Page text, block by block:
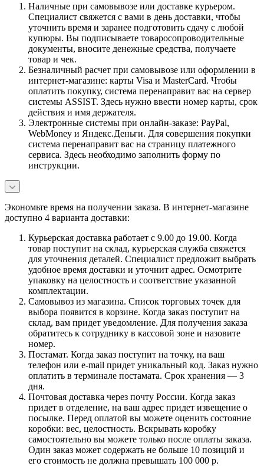
Наличные при самовывозе или доставке курьером.
Специалист свяжется с вами в день доставки, чтобы
уточнить время и заранее подготовить сдачу с любой
купюры. Вы подписываете товаросопроводительные
документы, вносите денежные средства, получаете
товар и чек.
Безналичный расчет при самовывозе или оформлении в
интернет-магазине: карты Visa и MasterCard. Чтобы
оплатить покупку, система перенаправит вас на сервер
системы ASSIST. Здесь нужно ввести номер карты, срок
действия и имя держателя.
Электронные системы при онлайн-заказе: PayPal,
WebMoney и Яндекс.Деньги. Для совершения покупки
система перенаправит вас на страницу платежного
сервиса. Здесь необходимо заполнить форму по
инструкции.
Экономьте время на получении заказа. В интернет-магазине
доступно 4 варианта доставки:
Курьерская доставка работает с 9.00 до 19.00. Когда
товар поступит на склад, курьерская служба свяжется
для уточнения деталей. Специалист предложит выбрать
удобное время доставки и уточнит адрес. Осмотрите
упаковку на целостность и соответствие указанной
комплектации.
Самовывоз из магазина. Список торговых точек для
выбора появится в корзине. Когда заказ поступит на
склад, вам придет уведомление. Для получения заказа
обратитесь к сотруднику в кассовой зоне и назовите
номер.
Постамат. Когда заказ поступит на точку, на ваш
телефон или e-mail придет уникальный код. Заказ нужно
оплатить в терминале постамата. Срок хранения — 3
дня.
Почтовая доставка через почту России. Когда заказ
придет в отделение, на ваш адрес придет извещение о
посылке. Перед оплатой вы можете оценить состояние
коробки: вес, целостность. Вскрывать коробку
самостоятельно вы можете только после оплаты заказа.
Один заказ может содержать не больше 10 позиций и
его стоимость не должна превышать 100 000 р.